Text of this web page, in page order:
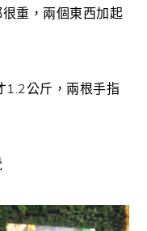
重，兩個東西加起
1.2公斤，兩根手指